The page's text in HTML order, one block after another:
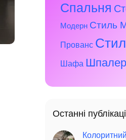
Спальня
Модерн Стиль
Прованс
Шафа
Останні